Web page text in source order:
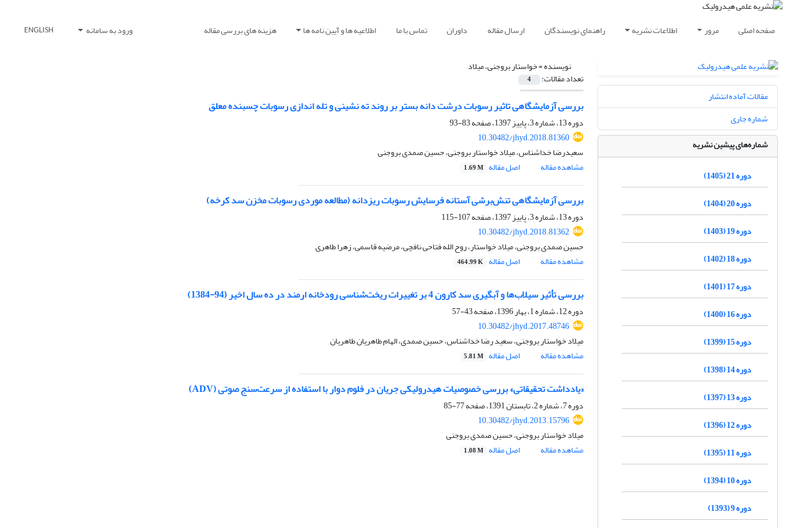
صفحه اصلی مرور اطلاعات نشریه راهنمای نویسندگان ارسال مقاله داوران تماس با ما اطلاعیه ها و آیین نامه ها هزینه های بررسی مقاله ورود به سامانه ENGLISH
نویسنده =خواستار بروجنی، میلاد
تعداد مقالات: 4
بررسی آزمایشگاهی تاثیر رسوبات درشت دانه بستر بر روند ته نشینی و تله اندازی رسوبات چسبنده معلق
دوره 13، شماره 3، پاییز 1397، صفحه
83-93
10.30482/jhyd.2018.81360
سعیدرضا خداشناس، میلاد خواستار بروجنی، حسین صمدی بروجنی
مشاهده مقاله
اصل مقاله 1.69 M
بررسی آزمایشگاهی تنش‌برشی آستانه فرسایش رسوبات ریزدانه (مطالعه موردی رسوبات مخزن سد کرخه)
دوره 13، شماره 3، پاییز 1397، صفحه
107-115
10.30482/jhyd.2018.81362
حسین صمدی بروجنی، میلاد خواستار، روح الله فتاحی نافچی، مرضیه قاسمی، زهرا طاهری
مشاهده مقاله
اصل مقاله 464.99 K
بررسی تأثیر سیلاب‌ها و آبگیری سد کارون 4 بر تغییرات ریخت‌شناسی رودخانه ارمند در ده سال اخیر (94-1384)
دوره 12، شماره 1، بهار 1396، صفحه
43-57
10.30482/jhyd.2017.48746
میلاد خواستار بروجنی، سعید رضا خداشناس، حسین صمدی، الهام طاهریان طاهریان
مشاهده مقاله
اصل مقاله 5.81 M
«یادداشت تحقیقاتی» بررسی خصوصیات هیدرولیکی جریان در فلوم دوار با استفاده از سرعت‌سنج صوتی (ADV)
دوره 7، شماره 2، تابستان 1391، صفحه
77-85
10.30482/jhyd.2013.15796
میلاد خواستار بروجنی، حسین صمدی بروجنی
مشاهده مقاله
اصل مقاله 1.08 M
مقالات آماده انتشار
شماره جاری
شماره‌های پیشین نشریه
دوره 21 (1405)
دوره 20 (1404)
دوره 19 (1403)
دوره 18 (1402)
دوره 17 (1401)
دوره 16 (1400)
دوره 15 (1399)
دوره 14 (1398)
دوره 13 (1397)
دوره 12 (1396)
دوره 11 (1395)
دوره 10 (1394)
دوره 9 (1393)